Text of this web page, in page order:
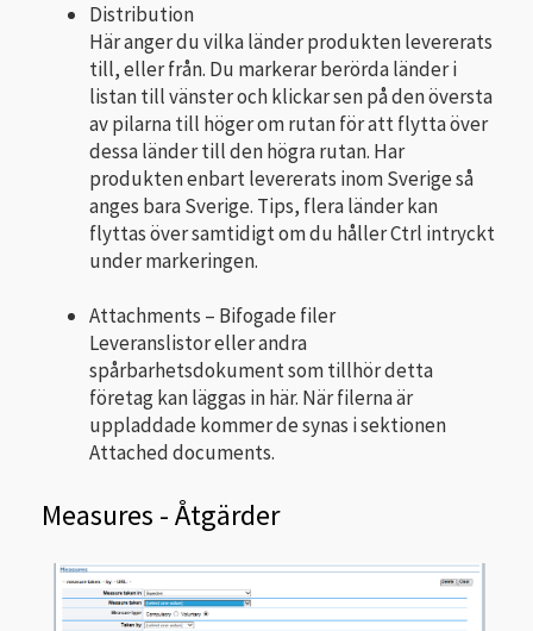
Distribution
Här anger du vilka länder produkten levererats
till, eller från. Du markerar berörda länder i
listan till vänster och klickar sen på den översta
av pilarna till höger om rutan för att flytta över
dessa länder till den högra rutan. Har
produkten enbart levererats inom Sverige så
anges bara Sverige. Tips, flera länder kan
flyttas över samtidigt om du håller Ctrl intryckt
under markeringen.
Attachments – Bifogade filer
Leveranslistor eller andra
spårbarhetsdokument som tillhör detta
företag kan läggas in här. När filerna är
uppladdade kommer de synas i sektionen
Attached documents.
Measures - Åtgärder